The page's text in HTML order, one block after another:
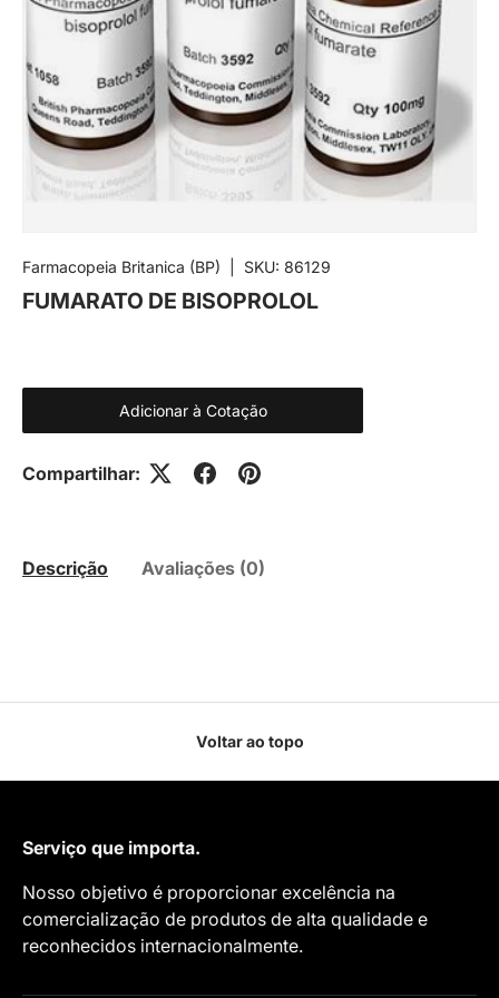
Farmacopeia Britanica (BP) SKU: 86129
FUMARATO DE BISOPROLOL
Adicionar à Cotação
Compartilhar:
Descrição Avaliações (0)
Voltar ao topo
Serviço que importa.
Nosso objetivo é proporcionar excelência na
comercialização de produtos de alta qualidade e
reconhecidos internacionalmente.